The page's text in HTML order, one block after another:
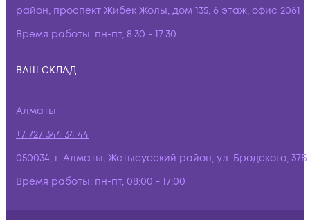
район, проспект Жибек Жолы, дом 135, 6 этаж, офис 2061
Время работы: пн-пт, 8:30 - 17:30
ВАШ СКЛАД
Алматы
+7 727 344 34 44
050034, г. Алматы, Жетысусский район, ул. Бродского, 37Б
Время работы: пн-пт, 08:00 - 17:00